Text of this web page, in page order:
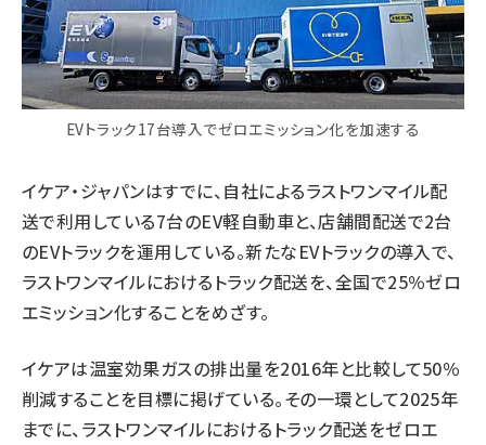
EVトラック17台導入でゼロエミッション化を加速する
イケア・ジャパンはすでに、自社によるラストワンマイル配
送で利用している7台のEV軽自動車と、店舗間配送で2台
のEVトラックを運用している。新たなEVトラックの導入で、
ラストワンマイルにおけるトラック配送を、全国で25％ゼロ
エミッション化することをめざす。
イケアは温室効果ガスの排出量を2016年と比較して50％
削減することを目標に掲げている。その一環として2025年
までに、ラストワンマイルにおけるトラック配送をゼロエ